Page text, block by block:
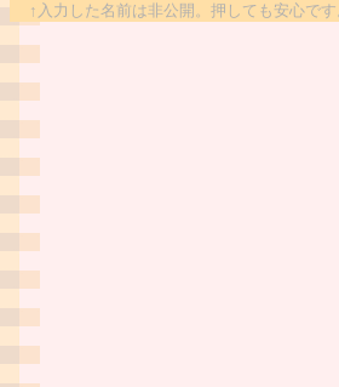
↑入力した名前は非公開。押しても安心です